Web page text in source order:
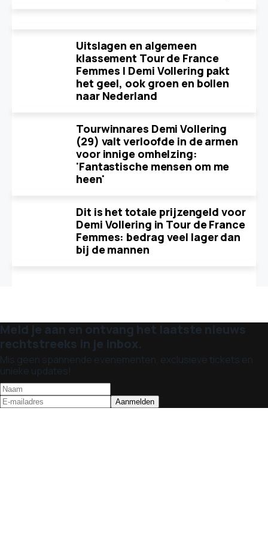
Uitslagen en algemeen
klassement Tour de France
Femmes | Demi Vollering pakt
het geel, ook groen en bollen
naar Nederland
Tourwinnares Demi Vollering
(29) valt verloofde in de armen
voor innige omhelzing:
'Fantastische mensen om me
heen'
Dit is het totale prijzengeld voor
Demi Vollering in Tour de France
Femmes: bedrag veel lager dan
bij de mannen
Meld je aan en ontvang het laatste nieuws
rechtstreeks in je inbox.
Mis geen spannende evenementen, exclusieve tickets en
unieke updates!